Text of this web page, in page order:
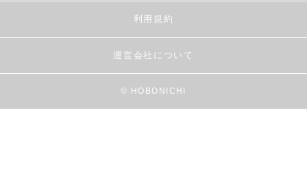
利用規約
運営会社について
© HOBONICHI